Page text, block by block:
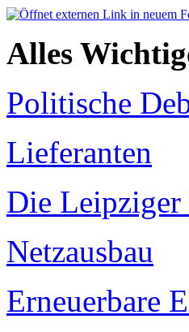
Alles
Politische
Lieferanten
Die Leipziger
Netzausbau
Erneuerbare